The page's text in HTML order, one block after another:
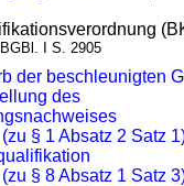
I S. 2905
der beschleunigten
des
§ 1 Absatz 2 Satz
§ 8 Absatz 1 Satz